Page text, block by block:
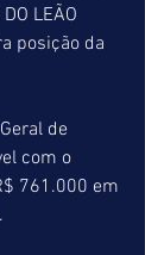
LEÃO
posição da
de
com o
761.000 em